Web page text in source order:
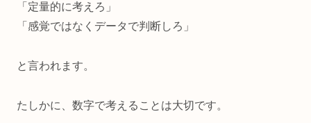
「定量的に考えろ」
「感覚ではなくデータで判断しろ」
と言われます。
たしかに、数字で考えることは大切です。